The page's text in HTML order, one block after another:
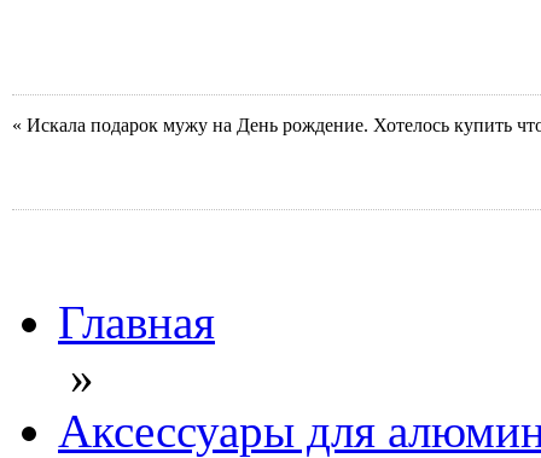
« Искала подарок мужу на День рождение. Хотелось купить
Главная
»
Аксессуары для